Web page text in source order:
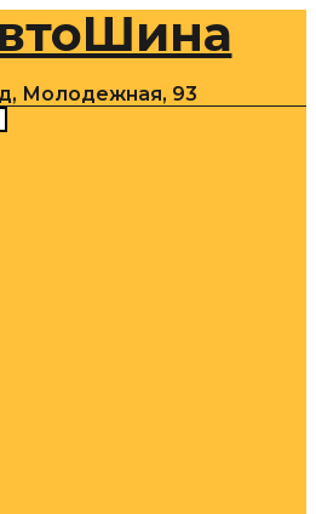
Молодежная, 93